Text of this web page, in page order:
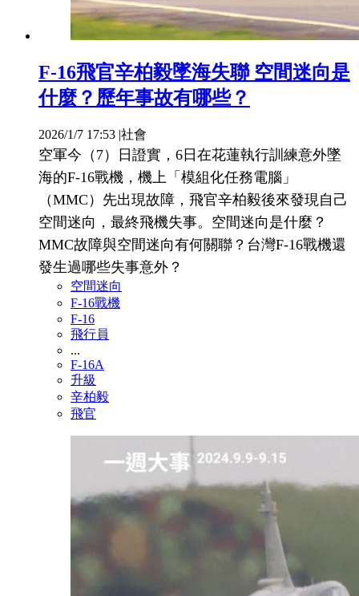
F-16飛官辛柏毅墜海失聯 空間迷向是
什麼？歷年事故有哪些？
2026/1/7 17:53 |社會
空軍今（7）日證實，6日在花蓮執行訓練意外墜
海的F-16戰機，機上「模組化任務電腦」
（MMC）先出現故障，飛官辛柏毅後來發現自己
空間迷向，最終飛機失事。空間迷向是什麼？
MMC故障與空間迷向有何關聯？台灣F-16戰機還
發生過哪些失事意外？
空間迷向
F-16戰機
F-16
飛行員
...
F-16A
升級
辛柏毅
飛官